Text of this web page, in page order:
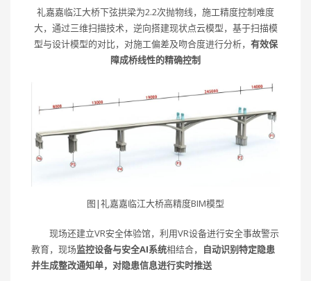
礼嘉嘉临江大桥下弦拱梁为2.2次抛物线，施工精度控制难度
大，通过三维扫描技术，逆向搭建现状点云模型，基于扫描模
型与设计模型的对比，对施工偏差及吻合度进行分析， 有效保
障成桥线性的精确控制
图|礼嘉嘉临江大桥高精度BIM模型
现场还建立VR安全体验馆，利用VR设备进行安全事故警示
教育，现场监控设备与安全AI系统相结合， 自动识别特定隐患
并生成整改通知单， 对隐患信息进行实时推送